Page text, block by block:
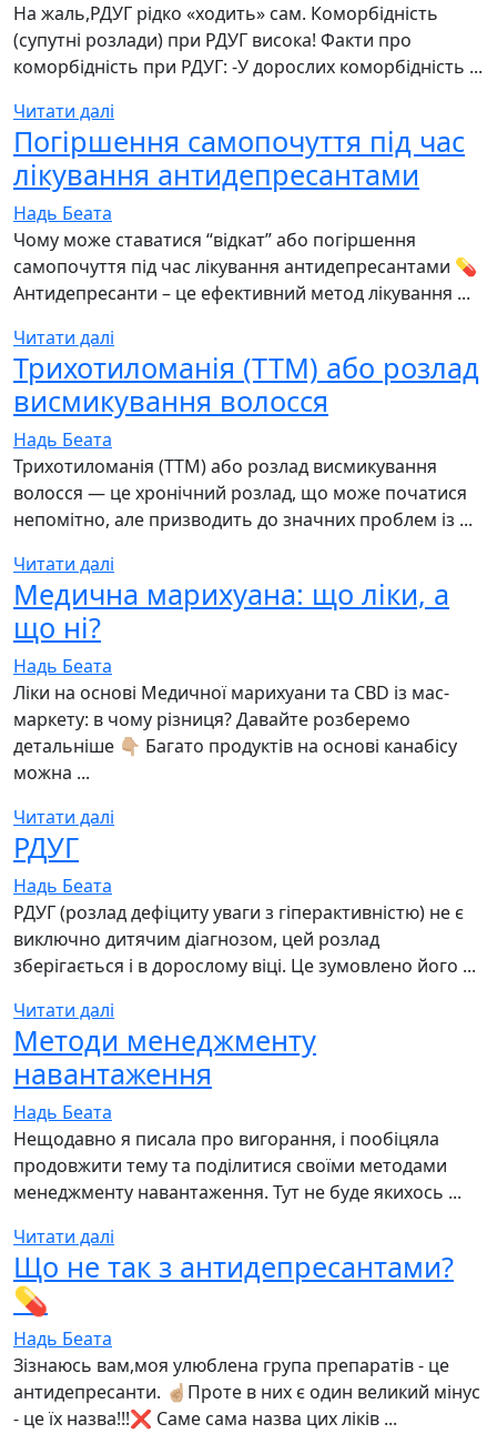
На жаль,РДУГ рідко «ходить» сам. Коморбідність
(супутні розлади) при РДУГ висока! Факти про
коморбідність при РДУГ: -У дорослих коморбідність ...
Читати далі
Погіршення самопочуття під час
лікування антидепресантами
Надь Беата
Чому може ставатися “відкат” або погіршення
самопочуття під час лікування антидепресантами 💊
Антидепресанти – це ефективний метод лікування ...
Читати далі
Трихотиломанія (TTM) або розлад
висмикування волосся
Надь Беата
Трихотиломанія (TTM) або розлад висмикування
волосся — це хронічний розлад, що може початися
непомітно, але призводить до значних проблем із ...
Читати далі
Медична марихуана: що ліки, а
що ні?
Надь Беата
Ліки на основі Медичної марихуани та CBD із мас-
маркету: в чому різниця? Давайте розберемо
детальніше 👇🏼 Багато продуктів на основі канабісу
можна ...
Читати далі
РДУГ
Надь Беата
РДУГ (розлад дефіциту уваги з гіперактивністю) не є
виключно дитячим діагнозом, цей розлад
зберігається і в дорослому віці. Це зумовлено його ...
Читати далі
Методи менеджменту
навантаження
Надь Беата
Нещодавно я писала про вигорання, і пообіцяла
продовжити тему та поділитися своїми методами
менеджменту навантаження. Тут не буде якихось ...
Читати далі
Що не так з антидепресантами?
💊
Надь Беата
Зізнаюсь вам,моя улюблена група препаратів - це
антидепресанти. ☝🏼Проте в них є один великий мінус
- це їх назва!!!❌ Саме сама назва цих ліків ...